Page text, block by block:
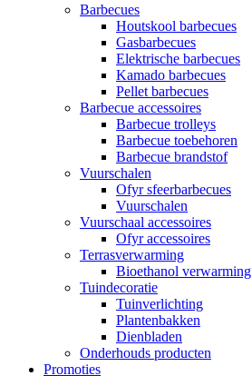
Barbecues
Houtskool barbecues
Gasbarbecues
Elektrische barbecues
Kamado barbecues
Pellet barbecues
Barbecue accessoires
Barbecue trolleys
Barbecue toebehoren
Barbecue brandstof
Vuurschalen
Ofyr sfeerbarbecues
Vuurschalen
Vuurschaal accessoires
Ofyr accessoires
Terrasverwarming
Bioethanol verwarming
Tuindecoratie
Tuinverlichting
Plantenbakken
Dienbladen
Onderhouds producten
Promoties